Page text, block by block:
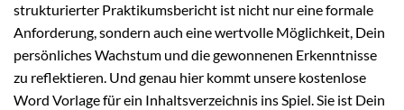
strukturierter Praktikumsbericht ist nicht nur eine formale
Anforderung, sondern auch eine wertvolle Möglichkeit, Dein
persönliches Wachstum und die gewonnenen Erkenntnisse
zu reflektieren. Und genau hier kommt unsere kostenlose
Word Vorlage für ein Inhaltsverzeichnis ins Spiel. Sie ist Dein